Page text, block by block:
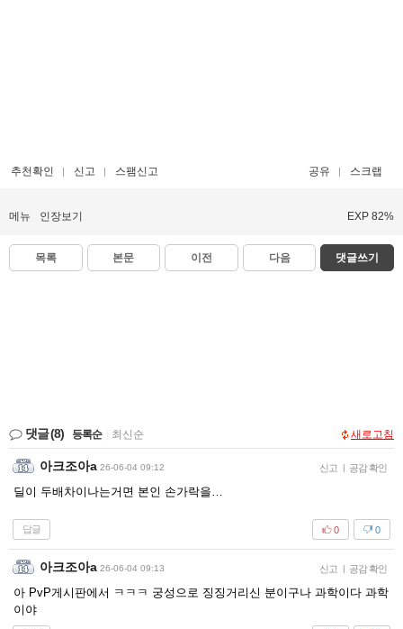
추천확인 신고 스팸신고 공유 스크랩
메뉴 인장보기 EXP 82%
목록 본문 이전 다음 댓글쓰기
댓글(8) 등록순 최신순 새로고침
아크조아a 26-06-04 09:12 신고 | 공감 확인
딜이 두배차이나는거면 본인 손가락을…
답글 0
0
아크조아a 26-06-04 09:13 신고 | 공감 확인
아 PvP게시판에서 ㅋㅋㅋ 궁성으로 징징거리신 분이구나 과학이다 과학
이야